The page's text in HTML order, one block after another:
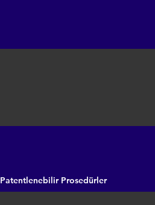
Patentlenebilir Prosedürler